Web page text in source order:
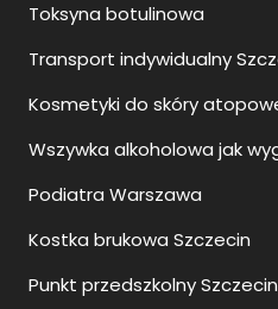
Toksyna botulinowa
Transport indywidualny
Kosmetyki do skóry
Wszywka alkoholowa jak
Podiatra Warszawa
Kostka brukowa Szczecin
Punkt przedszkolny Szczecin